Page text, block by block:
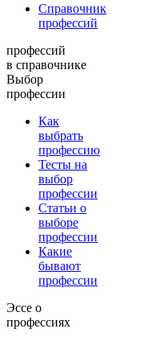
Справочник
профессий
профессий
в справочнике
Выбор
профессии
Как
выбрать
профессию
Тесты на
выбор
профессии
Статьи о
выборе
профессии
Какие
бывают
профессии
Эссе о
профессиях